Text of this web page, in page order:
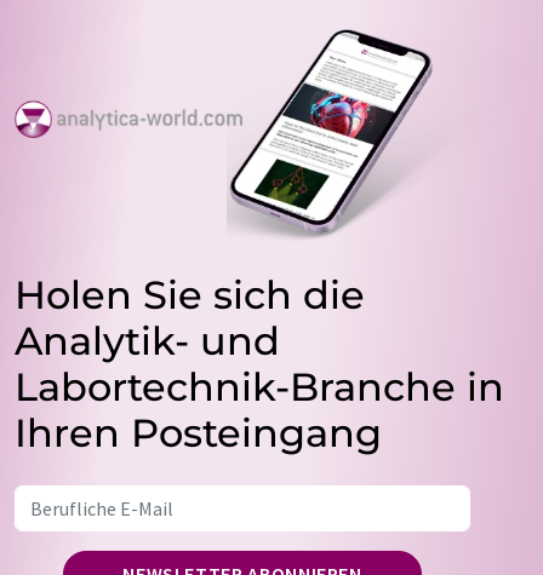
Holen Sie sich die
Analytik- und
Labortechnik-Branche in
Ihren Posteingang